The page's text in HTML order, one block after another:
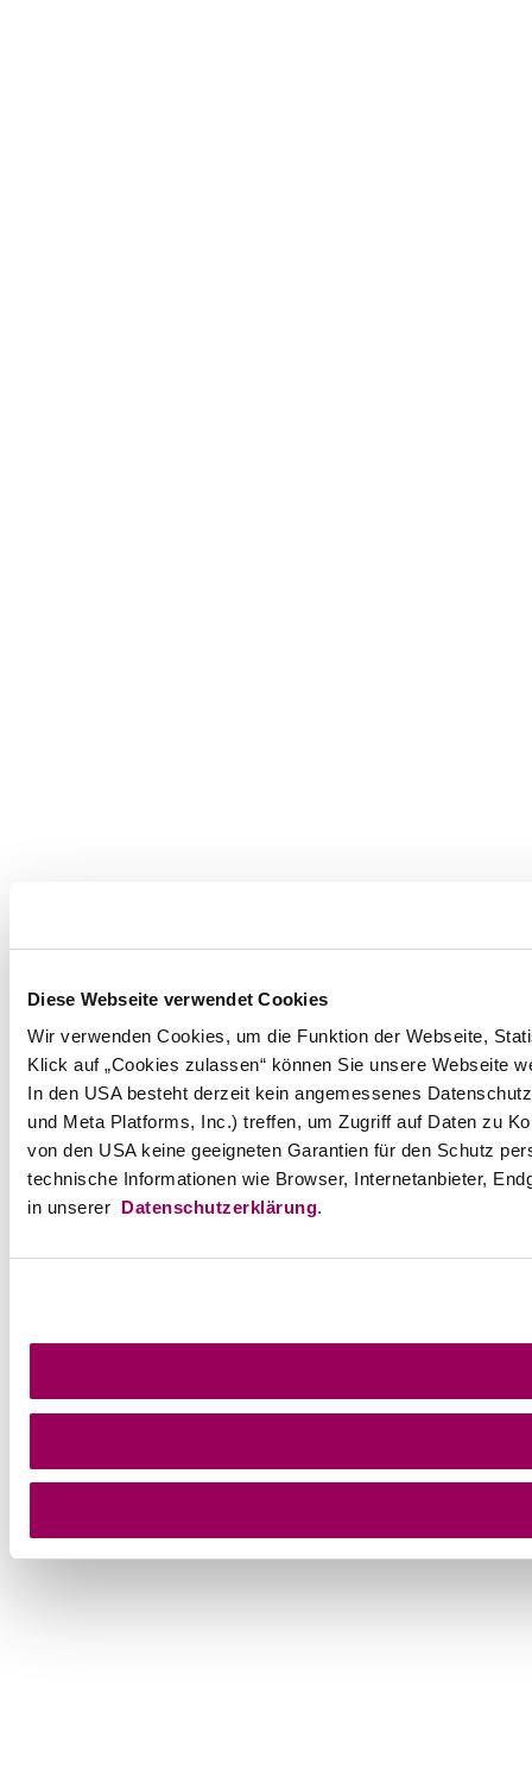
Diese Webseite verwendet Cookies
Wir verwenden Cookies, um die Funktion der Webseite,
Klick auf „Cookies zulassen“ können Sie unsere Webseite
In den USA besteht derzeit kein angemessenes
und Meta Platforms, Inc.) treffen, um Zugriff auf Daten zu
von den USA keine geeigneten Garantien für den Schutz
technische Informationen wie Browser, Internetanbieter,
in unserer Datenschutzerklärung.